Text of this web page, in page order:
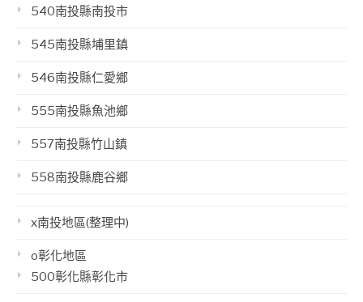
540南投縣南投市
545南投縣埔里鎮
546南投縣仁愛鄉
555南投縣魚池鄉
557南投縣竹山鎮
558南投縣鹿谷鄉
x南投地區(整理中)
o彰化地區
500彰化縣彰化市